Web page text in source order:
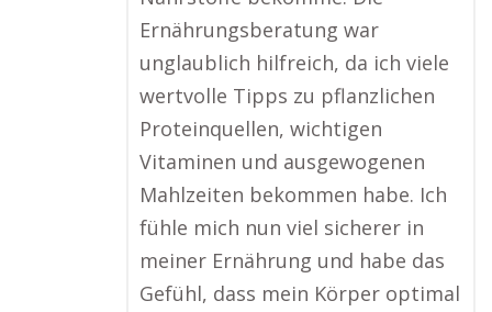
Ernährungsberatung war
unglaublich hilfreich, da ich viele
wertvolle Tipps zu pflanzlichen
Proteinquellen, wichtigen
Vitaminen und ausgewogenen
Mahlzeiten bekommen habe. Ich
fühle mich nun viel sicherer in
meiner Ernährung und habe das
Gefühl, dass mein Körper optimal